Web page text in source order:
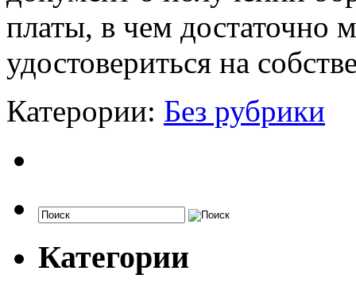
платы, в чем достаточно
удостовериться на
Катерории: Без рубрики
Категории